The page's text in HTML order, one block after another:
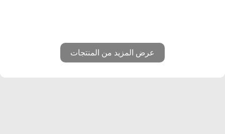
عرض المزيد من المنتجات